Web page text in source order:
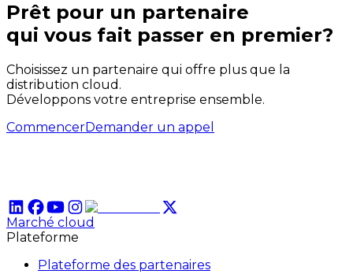
Prêt pour un partenaire
qui vous fait passer en premier?
Choisissez un partenaire qui offre plus que la
distribution cloud.
Développons votre entreprise ensemble.
CommencerDemander un appel
Marché cloud
Plateforme
Plateforme des partenaires